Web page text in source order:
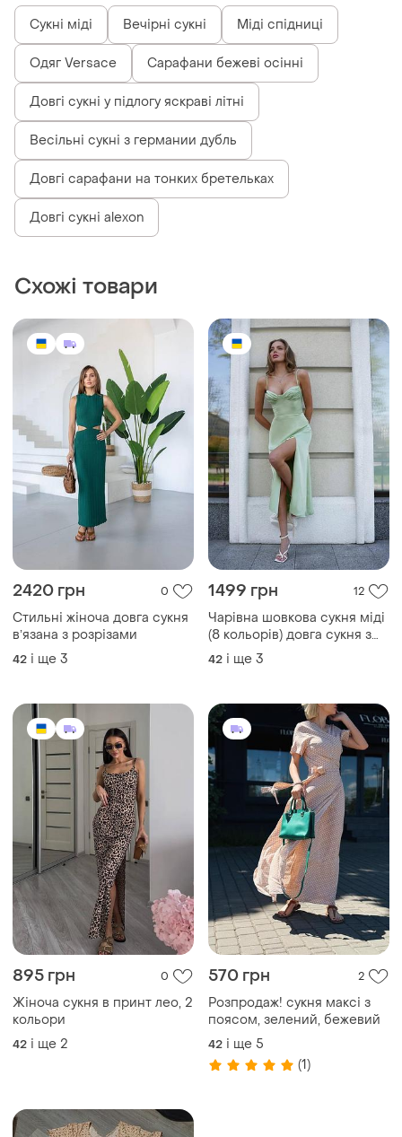
Сукні міді Вечірні сукні Міді спідниці
Одяг Versace Сарафани бежеві осінні
Довгі сукні у підлогу яскраві літні
Весільні сукні з германии дубль
Довгі сарафани на тонких бретельках
Довгі сукні alexon
Схожі товари
2420 грн 0
Стильні жіноча довга сукня
вʼязана з розрізами
42 і ще 3
1499 грн 12
Чарiвна шовкова сукня мiдi
(8 кольорiв) довга сукня з
розрiзом
42 і ще 3
895 грн 0
Жіноча сукня в принт лео, 2
кольори
42 і ще 2
570 грн 2
Розпродаж! сукня максі з
поясом, зелений, бежевий
42 і ще 5
(1)